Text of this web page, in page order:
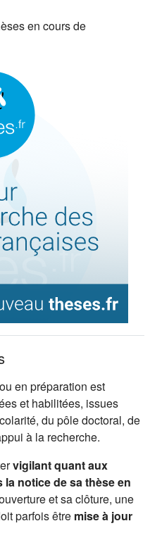
en cours de
en préparation est
et habilitées, issues
du pôle doctoral, de
à la recherche.
vigilant quant aux
notice de sa thèseen
et sa clôture, une
parfois être mise à jour